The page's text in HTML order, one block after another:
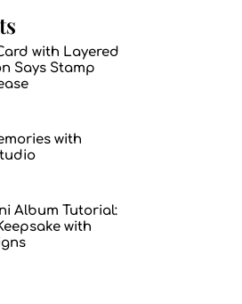
with Layered
Says Stamp
with
Album Tutorial:
with